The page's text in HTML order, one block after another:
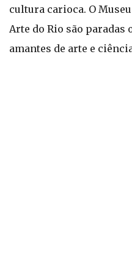
cultura carioca. O
Arte do Rio são paradas
amantes de arte e